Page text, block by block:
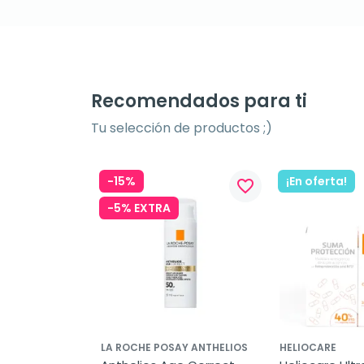
Recomendados para ti
Tu selección de productos ;)
-15%
-5% EXTRA
favorite_border
LA ROCHE POSAY ANTHELIOS
¡En oferta!
HELIOCARE